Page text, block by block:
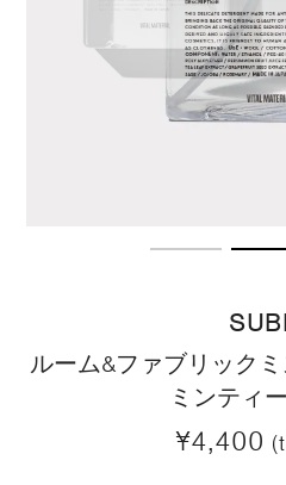
ルーム&ファブリック
ミンティ
¥4,400